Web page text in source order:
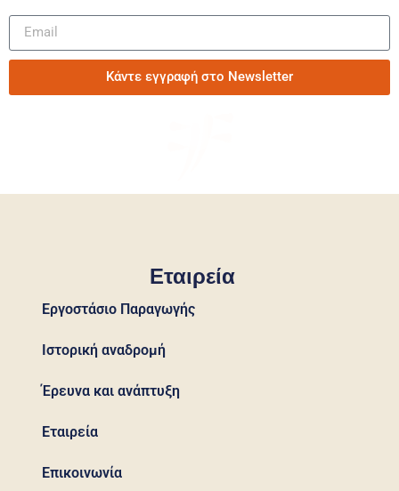
Κάντε εγγραφή στο Newsletter
Εταιρεία
Εργοστάσιο Παραγωγής
Ιστορική αναδρομή
Έρευνα και ανάπτυξη
Εταιρεία
Επικοινωνία